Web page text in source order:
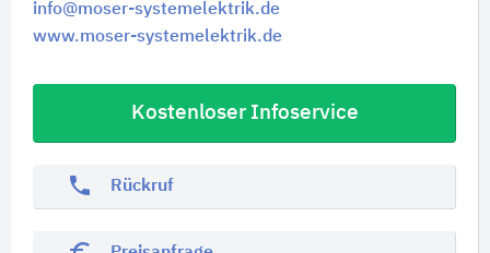
info@moser-systemelektrik.de
www.moser-systemelektrik.de
Kostenloser Infoservice
phone Rückruf